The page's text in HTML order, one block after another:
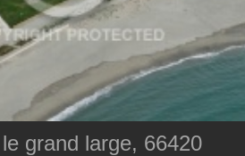
grand large, 66420